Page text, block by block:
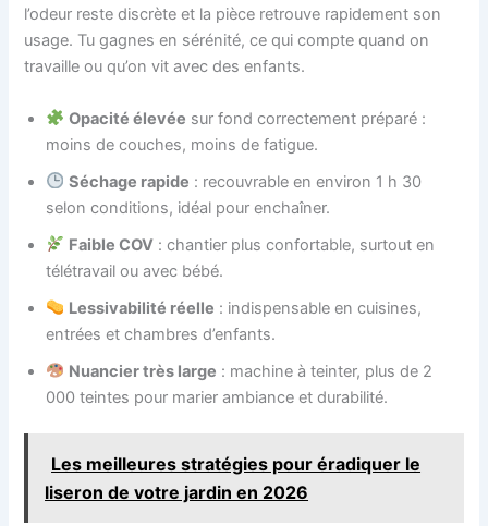
l’odeur reste discrète et la pièce retrouve rapidement son
usage. Tu gagnes en sérénité, ce qui compte quand on
travaille ou qu’on vit avec des enfants.
Opacité élevée sur fond correctement préparé :
moins de couches, moins de fatigue.
Séchage rapide : recouvrable en environ 1 h 30
selon conditions, idéal pour enchaîner.
Faible COV : chantier plus confortable, surtout en
télétravail ou avec bébé.
Lessivabilité réelle : indispensable en cuisines,
entrées et chambres d’enfants.
Nuancier très large : machine à teinter, plus de 2
000 teintes pour marier ambiance et durabilité.
Les meilleures stratégies pour éradiquer le
liseron de votre jardin en 2026